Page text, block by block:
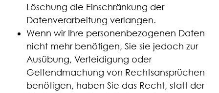
Löschung die Einschränkung der
Datenverarbeitung verlangen.
Wenn wir Ihre personenbezogenen Daten
nicht mehr benötigen, Sie sie jedoch zur
Ausübung, Verteidigung oder
Geltendmachung von Rechtsansprüchen
benötigen, haben Sie das Recht, statt der